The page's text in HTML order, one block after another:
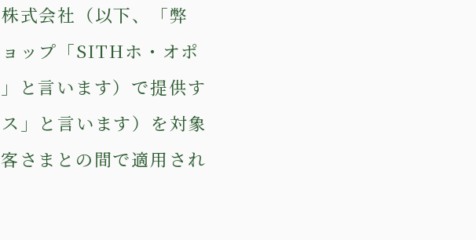
式会社（以下、「弊
ップ「SITHホ・オポ
と言います）で提供す
」と言います）を対象
さまとの間で適用され